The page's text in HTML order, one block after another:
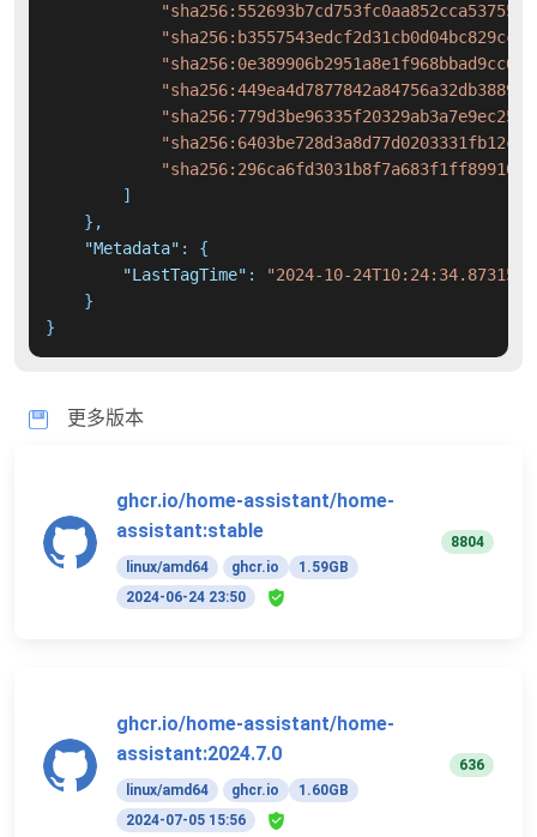
]
} ,
"Metadata" :
{
"LastTagTime" :
"2024-10-
}
}
更多版本
ghcr.io/home-assistant/home-
assistant:stable
linux/amd64 ghcr.io
1.59GB
2024-06-24 23:50
8804
ghcr.io/home-assistant/home-
assistant:2024.7.0
linux/amd64 ghcr.io
1.60GB
2024-07-05 15:56
636